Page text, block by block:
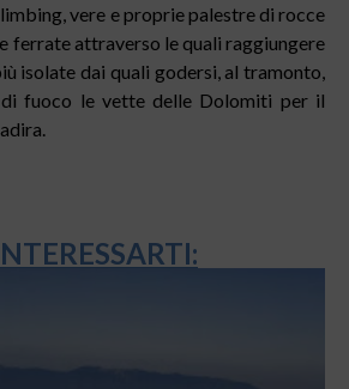
vere e proprie palestre di rocce
ferrate attraverso le quali raggiungere
isolate dai quali godersi, al tramonto,
fuoco le vette delle Dolomiti per il